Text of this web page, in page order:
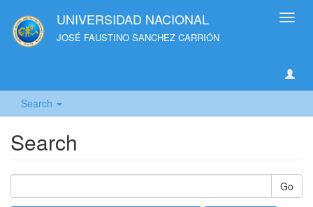
UNIVERSIDAD NACIONAL
JOSÉ FAUSTINO SANCHEZ CARRIÓN
Search
Search
Go